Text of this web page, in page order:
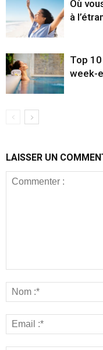
Où
à
Top
week-
LAISSER UN